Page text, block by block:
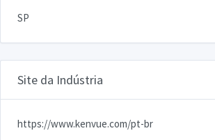
SP
Site da Indústria
https://www.kenvue.com/pt-br